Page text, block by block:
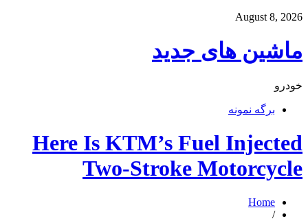
August 8, 2026
ماشین های جدید
خودرو
برگه نمونه
Here Is KTM’s Fuel Injected
Two-Stroke Motorcycle
Home
/